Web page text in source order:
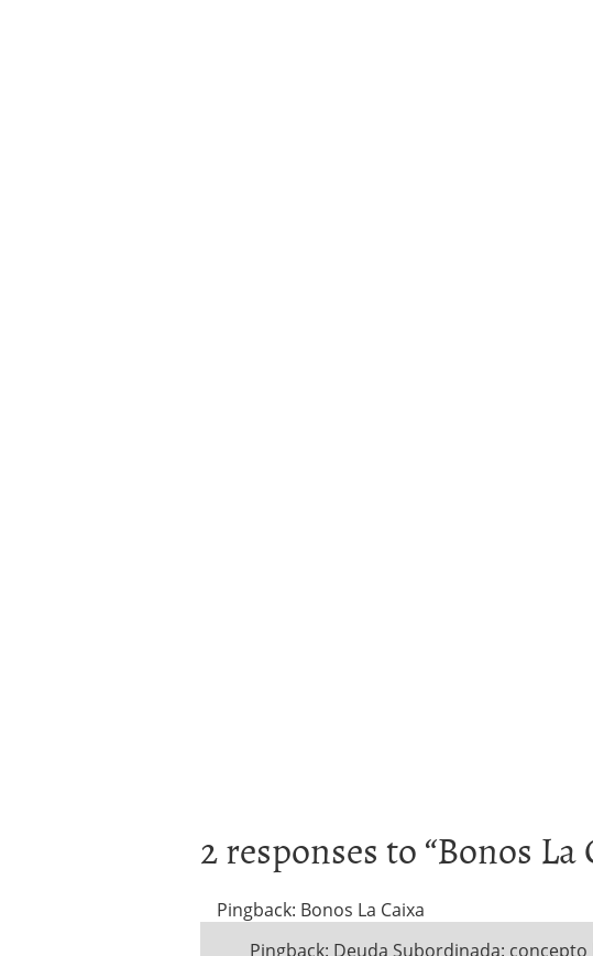
2 responses to “Bonos La
Pingback: Bonos La Caixa
Pingback: Deuda Subordinada: concepto